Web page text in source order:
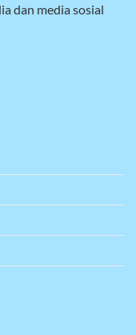
dan media sosial